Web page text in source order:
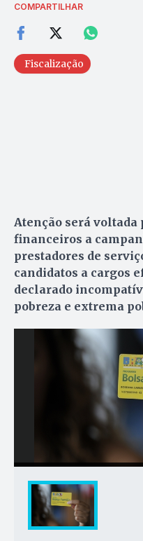
COMPARTILHAR
Fiscalização
Atenção será voltada
financeiros a
prestadores de
candidatos a cargos
declarado
pobreza e extrema